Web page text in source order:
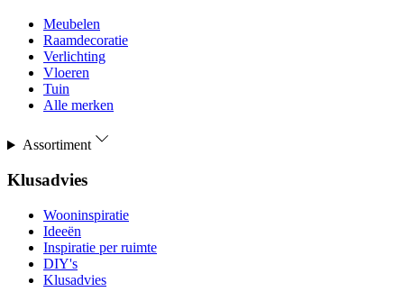
Meubelen
Raamdecoratie
Verlichting
Vloeren
Tuin
Alle merken
Assortiment
Klusadvies
Wooninspiratie
Ideeën
Inspiratie per ruimte
DIY's
Klusadvies